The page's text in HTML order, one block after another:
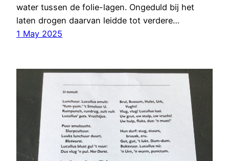
water tussen de folie-lagen. Ongeduld bij het
laten drogen daarvan leidde tot verdere…
1 May 2025